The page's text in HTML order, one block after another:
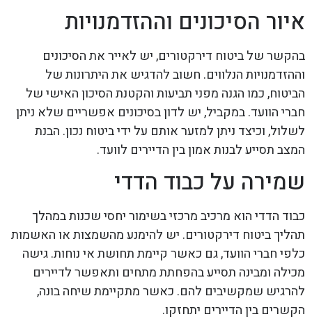
איור הסיכונים וההזדמנויות
בהקשר של ביטוח דירקטורים, יש לאייר את הסיכונים
וההזדמנויות הנלווים. חשוב להדגיש את היתרונות של
הביטוח, כמו הגנה מפני תביעות והקטנת הסיכון האישי של
חברי הוועד. במקביל, יש לדון בסיכונים אפשריים שלא ניתן
לשלול, וכיצד ניתן למזער אותם על ידי ביטוח נכון. הבנת
המצב תסייע לבנות אמון בין הדיירים לוועד.
שמירה על כבוד הדדי
כבוד הדדי הוא מרכיב מרכזי בשימור יחסי שכנות במהלך
תהליך ביטוח דירקטורים. יש להימנע מהשמצות או האשמות
כלפי חברי הוועד, גם כאשר קיימת תחושת אי נוחות. גישה
מכילה ומבינה תסייע בהפחתת מתחים ותאפשר לדיירים
להרגיש שמקשיבים להם. כאשר מתקיימת שיחה בונה,
הקשרים בין הדיירים יתחזקו.